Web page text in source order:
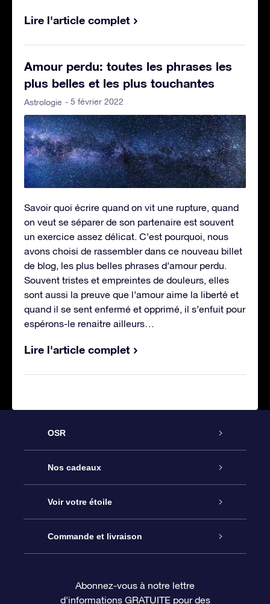
Lire l'article complet
Amour perdu: toutes les phrases les
plus belles et les plus touchantes
Astrologie - 5 février 2022
Savoir quoi écrire quand on vit une rupture, quand
on veut se séparer de son partenaire est souvent
un exercice assez délicat. C’est pourquoi, nous
avons choisi de rassembler dans ce nouveau billet
de blog, les plus belles phrases d’amour perdu.
Souvent tristes et empreintes de douleurs, elles
sont aussi la preuve que l’amour aime la liberté et
quand il se sent enfermé et opprimé, il s’enfuit pour
espérons-le renaitre ailleurs…
Lire l'article complet
OSR
Service
À propos de l’OSR
Nous contacter
Nos cadeaux
Cadeau d’étoile en ligne
Coffret cadeau OSR
Voir votre étoile
Registre des étoiles
Commande et livraison
Abonnez-vous à notre lettre
d'informations GRATUITE pour des